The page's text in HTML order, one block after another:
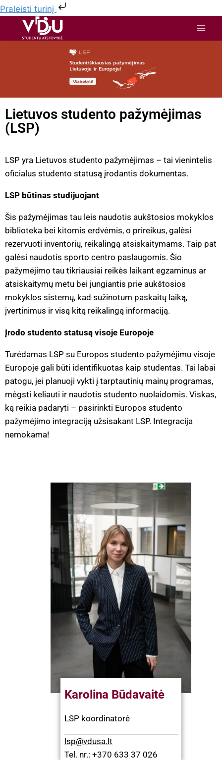
Praleisti turinį
Lietuvos studento pažymėjimas
(LSP)
LSP yra Lietuvos studento pažymėjimas – tai vienintelis
oficialus studento statusą įrodantis dokumentas.
LSP būtinas studijuojant
Šis pažymėjimas tau leis naudotis aukštosios mokyklos
biblioteka bei kitomis erdvėmis, o prireikus, galėsi
rezervuoti inventorių, reikalingą atsiskaitymams. Taip pat
galėsi naudotis sporto centro paslaugomis. Šio
pažymėjimo tau tikriausiai reikės laikant egzaminus ar
atsiskaitymų metu bei jungiantis prie aukštosios
mokyklos sistemų, kad sužinotum paskaitų laiką,
įvertinimus ir visą kitą reikalingą informaciją.
Įrodo studento statusą visoje Europoje
Turėdamas LSP su Europos studento pažymėjimu visoje
Europoje gali būti identifikuotas kaip studentas. Tai labai
patogu, jei planuoji vykti į tarptautinių mainų programas,
mėgsti keliauti ir naudotis studento nuolaidomis. Viskas,
ką reikia padaryti – pasirinkti Europos studento
pažymėjimo integraciją užsisakant LSP. Integracija
nemokama!
Karolina Būdavaitė
LSP koordinatorė
lsp@vdusa.lt
Tel. nr.: +370 633 37 026